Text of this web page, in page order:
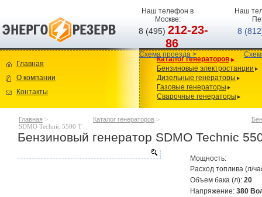
Наш телефон в
Москве:
8 (495)212-23-
86
Схема проезда >
Наш
8
Главная
О компании
Контакты
Каталог генераторов
Бензиновые электростанции
Дизельные генераторы
Газовые генераторы
Сварочные генераторы
Главная > Каталог генераторов >
SDMO Technic 5500 T
Бензиновый генератор SDMO Technic
Мощность:
Расход топлива (л/
Объем бака (л): 20
Напряжение: 380